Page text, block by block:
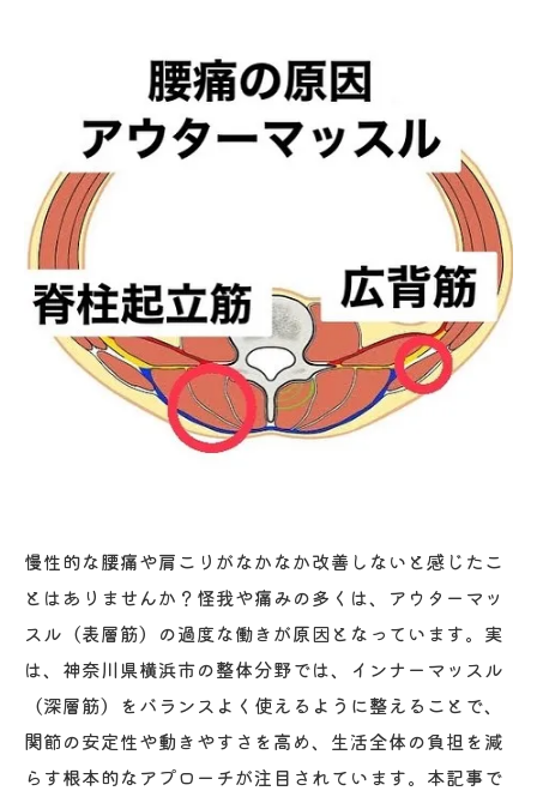
慢性的な腰痛や肩こりがなかなか改善しないと感じたこ
とはありませんか？怪我や痛みの多くは、アウターマッ
スル（表層筋）の過度な働きが原因となっています。実
は、神奈川県横浜市の整体分野では、インナーマッスル
（深層筋）をバランスよく使えるように整えることで、
関節の安定性や動きやすさを高め、生活全体の負担を減
らす根本的なアプローチが注目されています。本記事で